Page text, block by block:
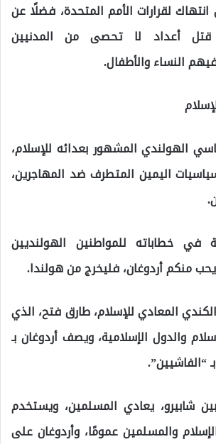
لقرارات الأمم المتحدة، فضلًا عن
أعداد لا تحصى من المدنيين
النساء والأطفال.
الهولندي المشهور بعدائه للإسلام،
اليمين المتطرف ضد المهاجرين،
في خطاباته للمواطنين الهولنديين
منكم أردوغان، فليخرج من هولندا.
المعادي للإسلام، طارق فتح، الذي
والدول الإسلامية، ويصف أردوغان بـ
“الفاشيين”.
شابيرو، يعادي المسلمين، ويستخدم
والمسلمين عمومًا، وأردوغان على